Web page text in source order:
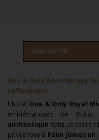
DESCRIPTIF
One & Only Royal Mirage
raffinement
L’hôtel One & Only Royal
emblématiques de
authentique dans un cadre
privée face à Palm Jumeirah